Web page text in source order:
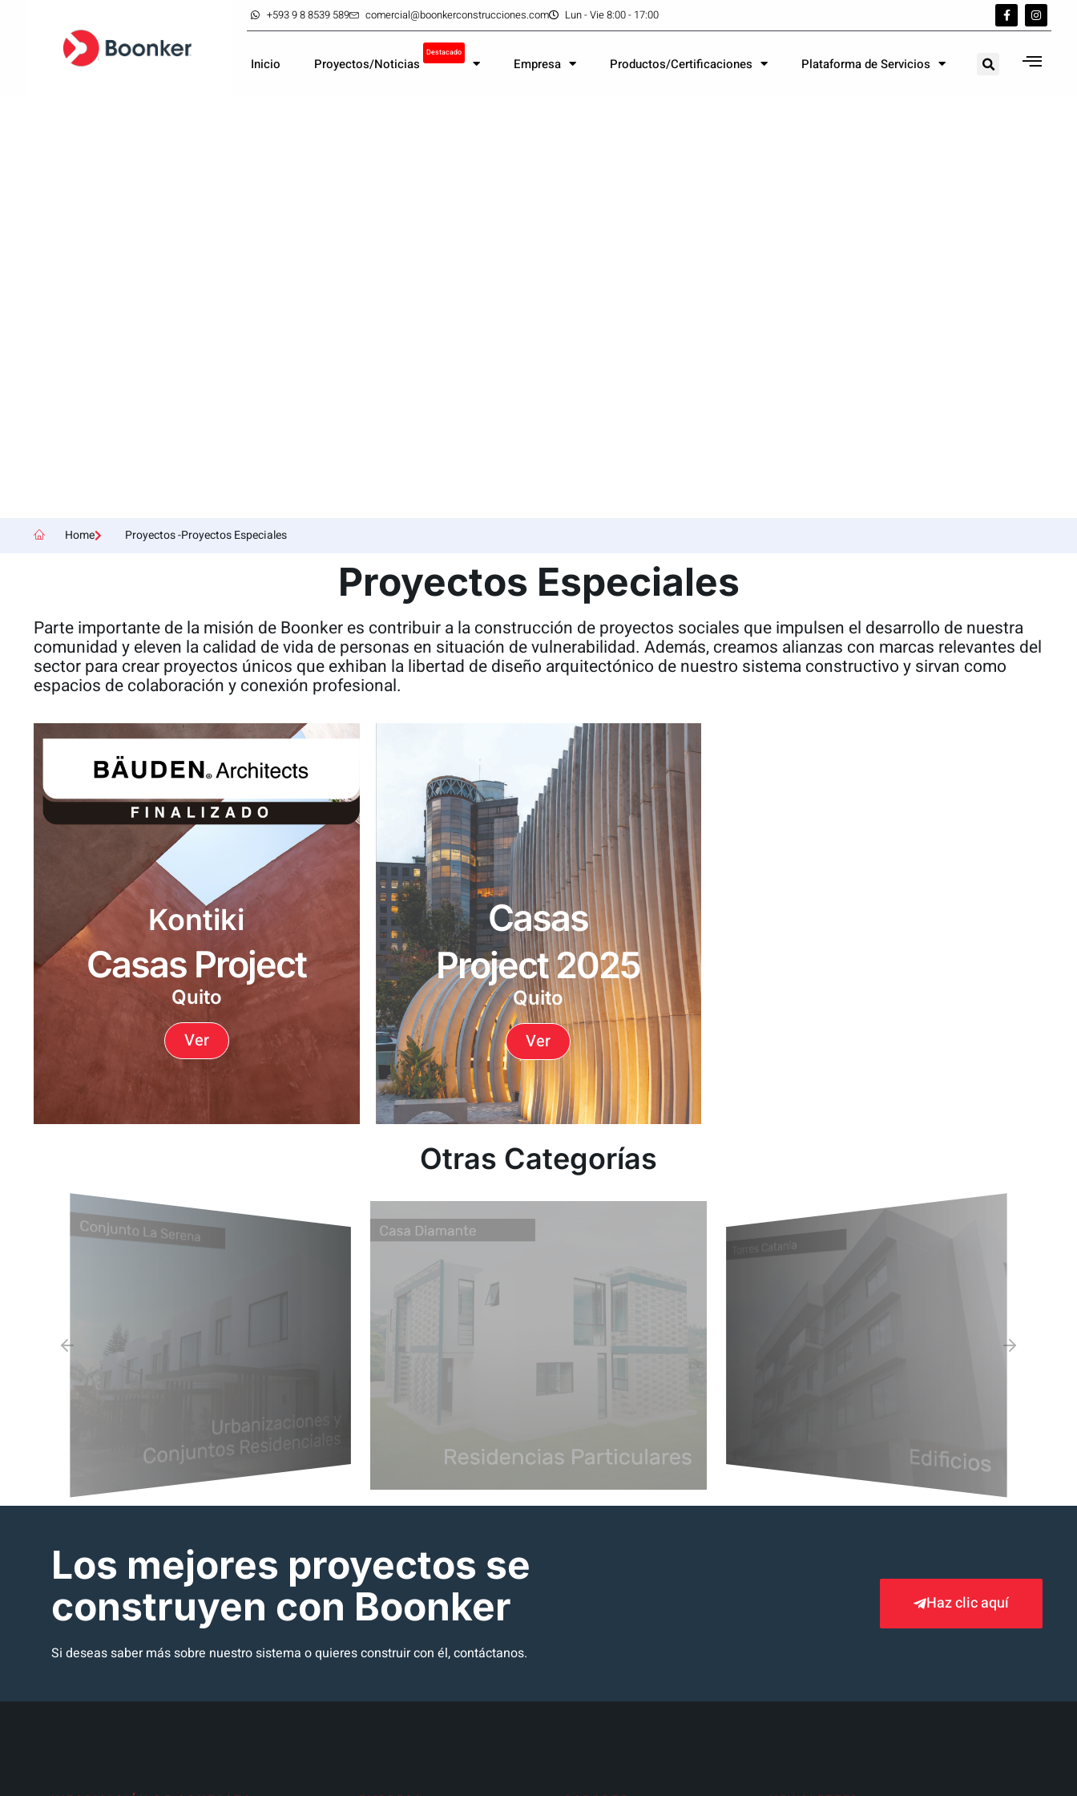
+593 9 8 8539 589 comercial@boonkerconstrucciones.com Lun - Vie 8:00 - 17:00
Inicio Proyectos/Noticias
Destacado
Empresa Productos/Certificaciones Plataforma de Servicios
Home Proyectos -Proyectos Especiales
Proyectos Especiales
Parte importante de la misión de Boonker es contribuir a la construcción de proyectos sociales que impulsen el desarrollo de nuestra
comunidad y eleven la calidad de vida de personas en situación de vulnerabilidad. Además, creamos alianzas con marcas relevantes del
sector para crear proyectos únicos que exhiban la libertad de diseño arquitectónico de nuestro sistema constructivo y sirvan como
espacios de colaboración y conexión profesional.
Kontiki
Casas Project
Quito
Ver
Casas
Project 2025
Quito
Ver
Otras Categorías
Los mejores proyectos se
construyen con Boonker
Si deseas saber más sobre nuestro sistema o quieres construir con él, contáctanos.
Haz clic aquí